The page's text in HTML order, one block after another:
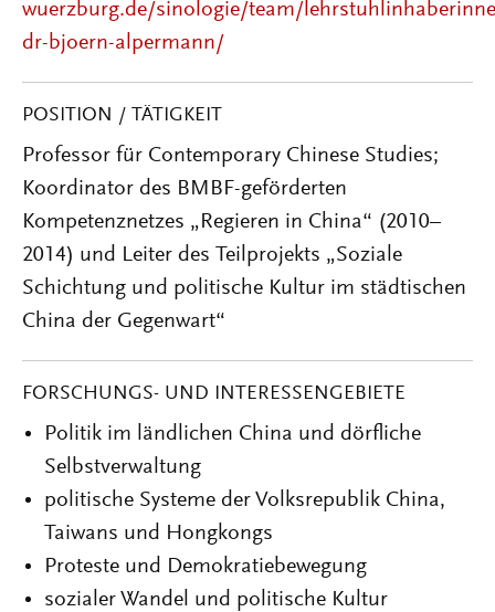
wuerzburg.de/sinologie/team/
dr-bjoern-alpermann/
POSITION / TÄTIGKEIT
Professor für Contemporary Chinese Studies;
Koordinator des BMBF-geförderten
Kompetenznetzes „Regieren in China“ (2010–
2014) und Leiter des Teilprojekts „Soziale
Schichtung und politische Kultur im städtischen
China der Gegenwart“
FORSCHUNGS- UND INTERESSENGEBIETE
Politik im ländlichen China und dörfliche
Selbstverwaltung
politische Systeme der Volksrepublik China,
Taiwans und Hongkongs
Proteste und Demokratiebewegung
sozialer Wandel und politische Kultur